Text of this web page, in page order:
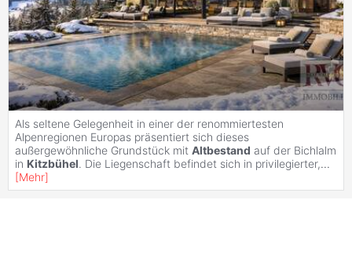
Als seltene Gelegenheit in einer der renommiertesten
Alpenregionen Europas präsentiert sich dieses
außergewöhnliche Grundstück mit Altbestand auf der Bichlalm
in Kitzbühel. Die Liegenschaft befindet sich in privilegierter,...
[Mehr]